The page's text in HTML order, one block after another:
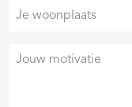
Je
woonplaats
Je